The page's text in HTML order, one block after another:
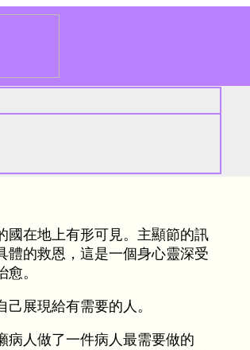
國在地上有形可見。主顯節的訊
體的救恩，這是一個身心靈深受
。
展現給有需要的人。
病人做了一件病人最需要做的